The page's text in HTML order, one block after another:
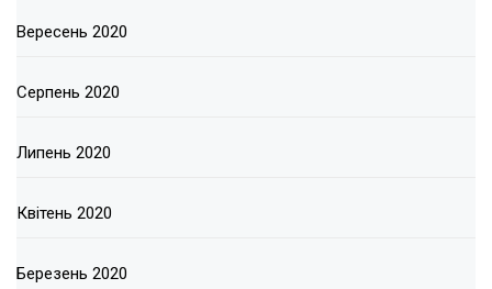
Вересень 2020
Серпень 2020
Липень 2020
Квітень 2020
Березень 2020